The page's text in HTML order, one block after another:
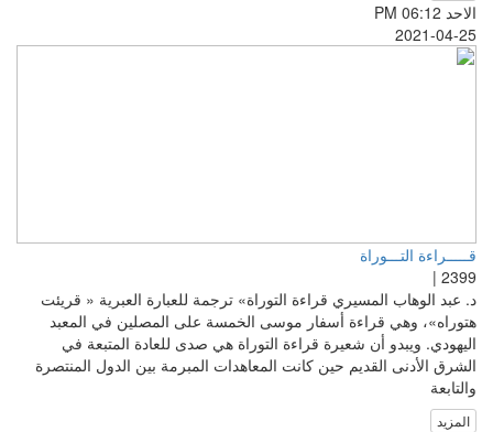
الاحد PM 06:12
2021-04-25
قـــــراءة التـــوراة
2399 |
د. عبد الوهاب المسيري قراءة التوراة» ترجمة للعبارة العبرية « قريئت
هتوراه»، وهي قراءة أسفار موسى الخمسة على المصلين في المعبد
اليهودي. ويبدو أن شعيرة قراءة التوراة هي صدى للعادة المتبعة في
الشرق الأدنى القديم حين كانت المعاهدات المبرمة بين الدول المنتصرة
والتابعة
المزيد